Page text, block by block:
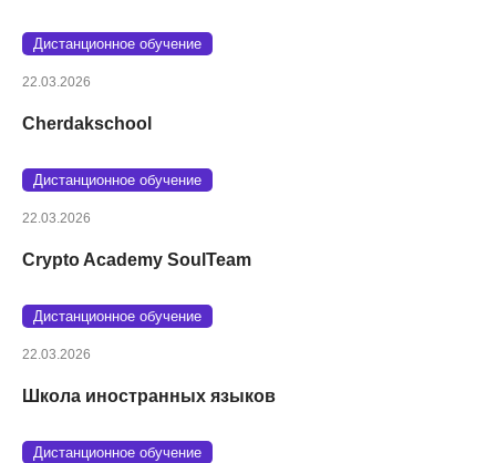
Дистанционное обучение
22.03.2026
Cherdakschool
Дистанционное обучение
22.03.2026
Crypto Academy SoulTeam
Дистанционное обучение
22.03.2026
Школа иностранных языков
Дистанционное обучение